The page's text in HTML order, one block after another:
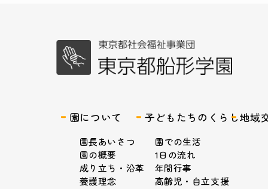
園について
園長あいさつ
園の概要
成り立ち・沿革
養護理念
子どもたちのくらし
園での生活
1日の流れ
年間行事
高齢児・自立支援
地域